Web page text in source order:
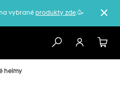
na vybrané produkty zde.🥳
helmy